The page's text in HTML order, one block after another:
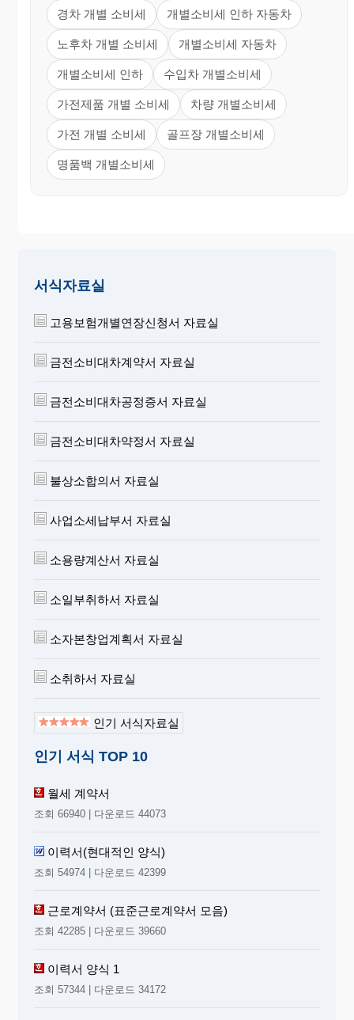
경차 개별 소비세 개별소비세 인하 자동차
노후차 개별 소비세 개별소비세 자동차
개별소비세 인하 수입차 개별소비세
가전제품 개별 소비세 차량 개별소비세
가전 개별 소비세 골프장 개별소비세
명품백 개별소비세
서식자료실
고용보험개별연장신청서 자료실
금전소비대차계약서 자료실
금전소비대차공정증서 자료실
금전소비대차약정서 자료실
불상소합의서 자료실
사업소세납부서 자료실
소용량계산서 자료실
소일부취하서 자료실
소자본창업계획서 자료실
소취하서 자료실
인기 서식자료실
인기 서식 TOP 10
월세 계약서
조회 66940 | 다운로드 44073
이력서(현대적인 양식)
조회 54974 | 다운로드 42399
근로계약서 (표준근로계약서 모음)
조회 42285 | 다운로드 39660
이력서 양식 1
조회 57344 | 다운로드 34172